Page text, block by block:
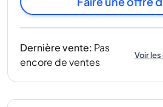
Dernière vente: Pas
encore de ventes
Voir